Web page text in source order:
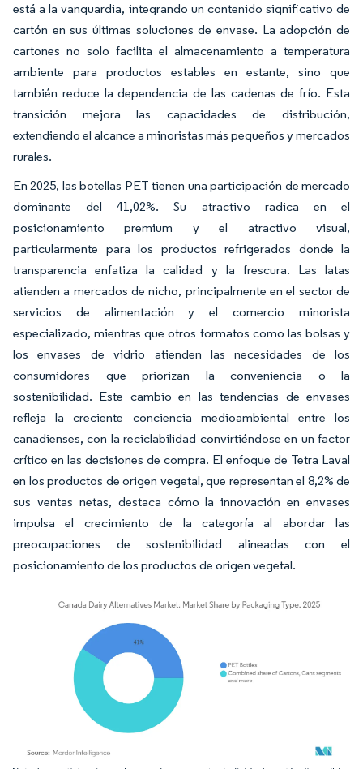
está a la vanguardia, integrando un contenido significativo de
cartón en sus últimas soluciones de envase. La adopción de
cartones no solo facilita el almacenamiento a temperatura
ambiente para productos estables en estante, sino que
también reduce la dependencia de las cadenas de frío. Esta
transición mejora las capacidades de distribución,
extendiendo el alcance a minoristas más pequeños y mercados
rurales.
En 2025, las botellas PET tienen una participación de mercado
dominante del 41,02%. Su atractivo radica en el
posicionamiento premium y el atractivo visual,
particularmente para los productos refrigerados donde la
transparencia enfatiza la calidad y la frescura. Las latas
atienden a mercados de nicho, principalmente en el sector de
servicios de alimentación y el comercio minorista
especializado, mientras que otros formatos como las bolsas y
los envases de vidrio atienden las necesidades de los
consumidores que priorizan la conveniencia o la
sostenibilidad. Este cambio en las tendencias de envases
refleja la creciente conciencia medioambiental entre los
canadienses, con la reciclabilidad convirtiéndose en un factor
crítico en las decisiones de compra. El enfoque de Tetra Laval
en los productos de origen vegetal, que representan el 8,2% de
sus ventas netas, destaca cómo la innovación en envases
impulsa el crecimiento de la categoría al abordar las
preocupaciones de sostenibilidad alineadas con el
posicionamiento de los productos de origen vegetal.